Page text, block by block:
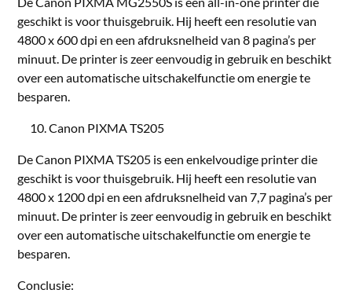
geschikt is voor thuisgebruik. Hij heeft een resolutie van
4800 x 600 dpi en een afdruksnelheid van 8 pagina’s per
minuut. De printer is zeer eenvoudig in gebruik en beschikt
over een automatische uitschakelfunctie om energie te
besparen.
Canon PIXMA TS205
De Canon PIXMA TS205 is een enkelvoudige printer die
geschikt is voor thuisgebruik. Hij heeft een resolutie van
4800 x 1200 dpi en een afdruksnelheid van 7,7 pagina’s per
minuut. De printer is zeer eenvoudig in gebruik en beschikt
over een automatische uitschakelfunctie om energie te
besparen.
Conclusie: